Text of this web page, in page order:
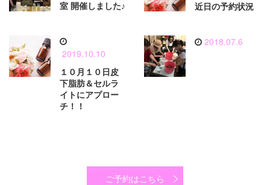
室 開催しました♪
近日の予約状況
2019.10.10
１０月１０日皮
下脂肪＆セルラ
イトにアプロー
チ！！
2018.07.6
ご予約はこちら